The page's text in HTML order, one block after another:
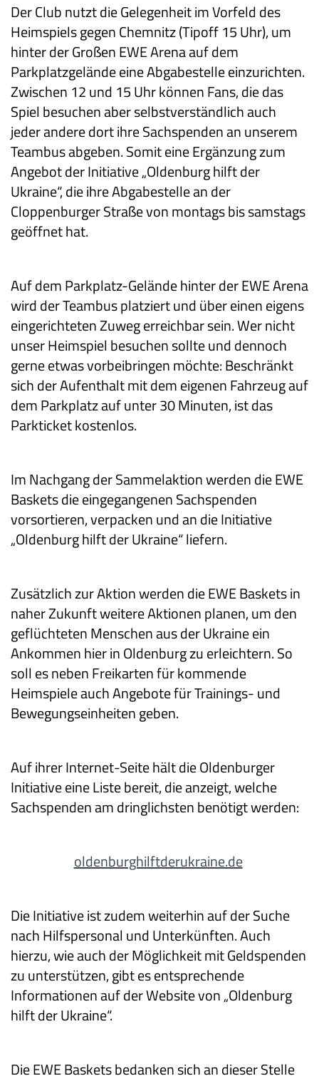
Der Club nutzt die Gelegenheit im Vorfeld des
Heimspiels gegen Chemnitz (Tipoff 15 Uhr), um
hinter der Großen EWE Arena auf dem
Parkplatzgelände eine Abgabestelle einzurichten.
Zwischen 12 und 15 Uhr können Fans, die das
Spiel besuchen aber selbstverständlich auch
jeder andere dort ihre Sachspenden an unserem
Teambus abgeben. Somit eine Ergänzung zum
Angebot der Initiative „Oldenburg hilft der
Ukraine“, die ihre Abgabestelle an der
Cloppenburger Straße von montags bis samstags
geöffnet hat.
Auf dem Parkplatz-Gelände hinter der EWE Arena
wird der Teambus platziert und über einen eigens
eingerichteten Zuweg erreichbar sein. Wer nicht
unser Heimspiel besuchen sollte und dennoch
gerne etwas vorbeibringen möchte: Beschränkt
sich der Aufenthalt mit dem eigenen Fahrzeug auf
dem Parkplatz auf unter 30 Minuten, ist das
Parkticket kostenlos.
Im Nachgang der Sammelaktion werden die EWE
Baskets die eingegangenen Sachspenden
vorsortieren, verpacken und an die Initiative
„Oldenburg hilft der Ukraine“ liefern.
Zusätzlich zur Aktion werden die EWE Baskets in
naher Zukunft weitere Aktionen planen, um den
geflüchteten Menschen aus der Ukraine ein
Ankommen hier in Oldenburg zu erleichtern. So
soll es neben Freikarten für kommende
Heimspiele auch Angebote für Trainings- und
Bewegungseinheiten geben.
Auf ihrer Internet-Seite hält die Oldenburger
Initiative eine Liste bereit, die anzeigt, welche
Sachspenden am dringlichsten benötigt werden:
oldenburghilftderukraine.de
Die Initiative ist zudem weiterhin auf der Suche
nach Hilfspersonal und Unterkünften. Auch
hierzu, wie auch der Möglichkeit mit Geldspenden
zu unterstützen, gibt es entsprechende
Informationen auf der Website von „Oldenburg
hilft der Ukraine“.
Die EWE Baskets bedanken sich an dieser Stelle